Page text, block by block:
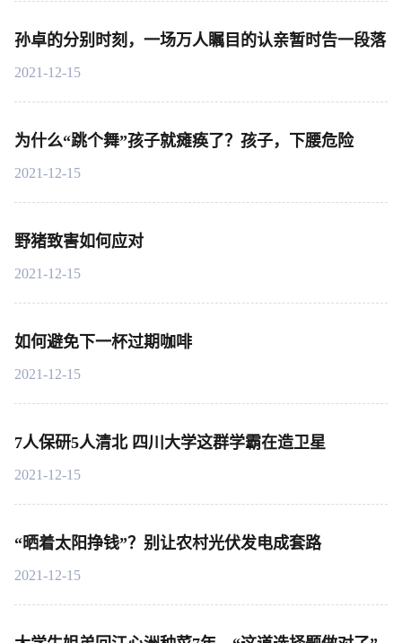
孙卓的分别时刻，一场万人瞩目的认亲暂时告一段落
2021-12-15
为什么“跳个舞”孩子就瘫痪了？孩子，下腰危险
2021-12-15
野猪致害如何应对
2021-12-15
如何避免下一杯过期咖啡
2021-12-15
7人保研5人清北 四川大学这群学霸在造卫星
2021-12-15
“晒着太阳挣钱”？别让农村光伏发电成套路
2021-12-15